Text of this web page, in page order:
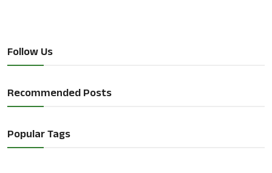
Follow Us
Recommended Posts
Popular Tags